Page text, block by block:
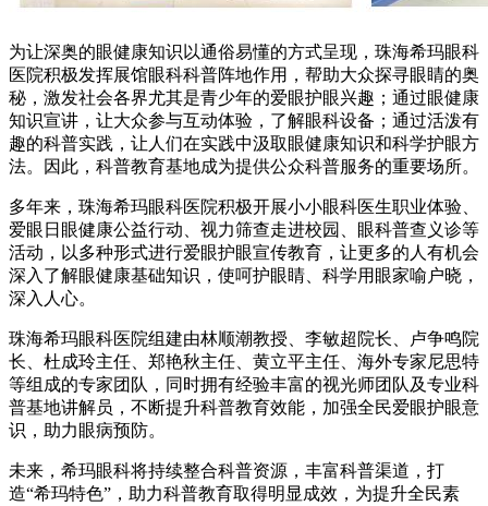
为让深奥的眼健康知识以通俗易懂的方式呈现，珠海希玛眼科
医院积极发挥展馆眼科科普阵地作用，帮助大众探寻眼睛的奥
秘，激发社会各界尤其是青少年的爱眼护眼兴趣；通过眼健康
知识宣讲，让大众参与互动体验，了解眼科设备；通过活泼有
趣的科普实践，让人们在实践中汲取眼健康知识和科学护眼方
法。因此，科普教育基地成为提供公众科普服务的重要场所。
多年来，珠海希玛眼科医院积极开展小小眼科医生职业体验、
爱眼日眼健康公益行动、视力筛查走进校园、眼科普查义诊等
活动，以多种形式进行爱眼护眼宣传教育，让更多的人有机会
深入了解眼健康基础知识，使呵护眼睛、科学用眼家喻户晓，
深入人心。
珠海希玛眼科医院组建由林顺潮教授、李敏超院长、卢争鸣院
长、杜成玲主任、郑艳秋主任、黄立平主任、海外专家尼思特
等组成的专家团队，同时拥有经验丰富的视光师团队及专业科
普基地讲解员，不断提升科普教育效能，加强全民爱眼护眼意
识，助力眼病预防。
未来，希玛眼科将持续整合科普资源，丰富科普渠道，打
造“希玛特色”，助力科普教育取得明显成效，为提升全民素